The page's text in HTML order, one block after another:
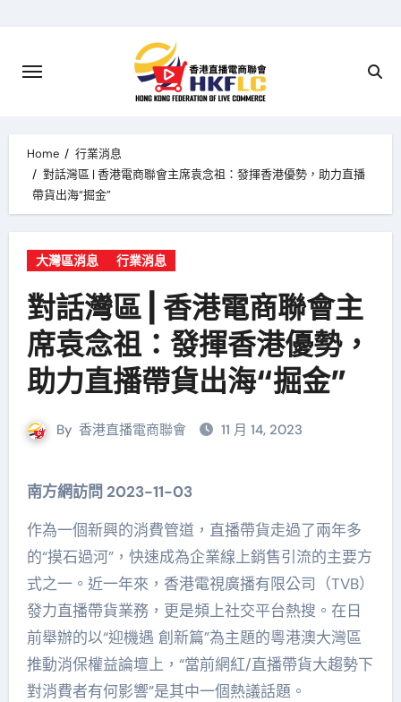
content
Home
行業消息
對話灣區 | 香港電商聯會主席袁念祖：發揮香港優勢，助力直播
帶貨出海“掘金”
大灣區消息 行業消息
對話灣區 | 香港電商聯會主
席袁念祖：發揮香港優勢，
助力直播帶貨出海“掘金”
By 香港直播電商聯會 11 月 14, 2023
南方網訪問 2023-11-03
作為一個新興的消費管道，直播帶貨走過了兩年多
的“摸石過河”，快速成為企業線上銷售引流的主要方
式之一。近一年來，香港電視廣播有限公司（TVB）
發力直播帶貨業務，更是頻上社交平台熱搜。在日
前舉辦的以“迎機遇 創新篇”為主題的粵港澳大灣區
推動消保權益論壇上，“當前網紅/直播帶貨大趨勢下
對消費者有何影響”是其中一個熱議話題。